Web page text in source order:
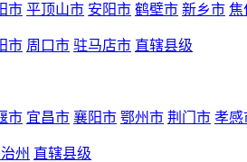
市 平顶山市 安阳市 鹤壁市 新乡市 焦
市 周口市 驻马店市 直辖县级
市 宜昌市 襄阳市 鄂州市 荆门市 孝感
州 直辖县级